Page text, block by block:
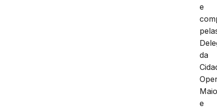
e
da
e